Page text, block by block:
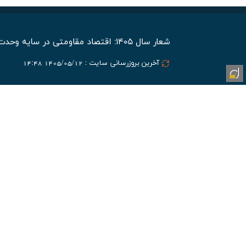
شعار سال ۱۴۰۵: اقتصاد مقاومتی در سایه وحدت ملی و امنیت ملی
آخرین بروزرسانی سایت : 1405/05/12 14:48